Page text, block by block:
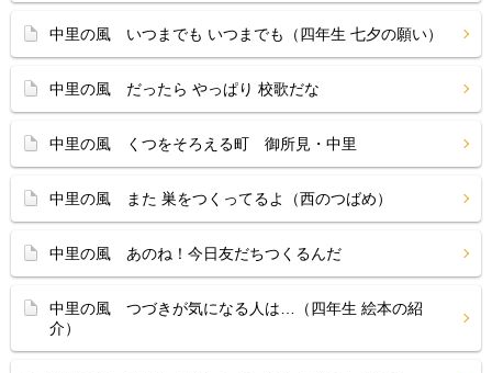
中里の風 いつまでも いつまでも（四年生 七夕の願い）
中里の風 だったら やっぱり 校歌だな
中里の風 くつをそろえる町 御所見・中里
中里の風 また 巣をつくってるよ（西のつばめ）
中里の風 あのね！今日友だちつくるんだ
中里の風 つづきが気になる人は…（四年生 絵本の紹
介）